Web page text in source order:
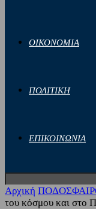
ΟΙΚΟΝΟΜΙΑ
ΠΟΛΙΤΙΚΗ
ΕΠΙΚΟΙΝΩΝΙΑ
Αρχική
του κόσμου και στο